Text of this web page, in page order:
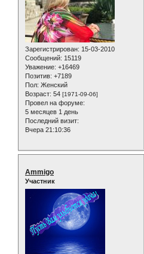
Зарегистрирован: 15-03-2010
Сообщений: 15119
Уважение: +16469
Позитив: +7189
Пол: Женский
Возраст: 54 [1971-09-06]
Провел на форуме:
5 месяцев 1 день
Последний визит:
Вчера 21:10:36
Ammigo
Участник